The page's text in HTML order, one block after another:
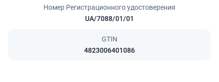
Номер Регистрационного удостоверения
UA/7088/01/01
GTIN
4823006401086